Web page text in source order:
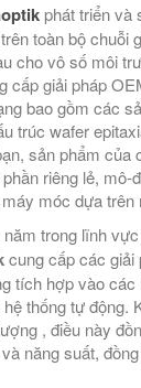
phát triển và
toàn bộ chuỗi
cho vô số môi
cấp giải pháp
bao gồm các
trúc wafer
sản phẩm của
riêng lẻ, mô-
móc dựa trên
trong lĩnh
cung cấp các giải
tích hợp vào các
thống tự động.
, điều này
năng suất,